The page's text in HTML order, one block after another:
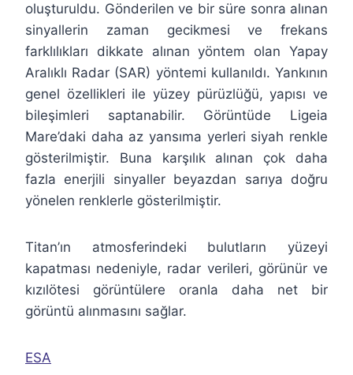
oluşturuldu. Gönderilen ve bir süre sonra alınan
sinyallerin zaman gecikmesi ve frekans
farklılıkları dikkate alınan yöntem olan Yapay
Aralıklı Radar (SAR) yöntemi kullanıldı. Yankının
genel özellikleri ile yüzey pürüzlüğü, yapısı ve
bileşimleri saptanabilir. Görüntüde Ligeia
Mare’daki daha az yansıma yerleri siyah renkle
gösterilmiştir. Buna karşılık alınan çok daha
fazla enerjili sinyaller beyazdan sarıya doğru
yönelen renklerle gösterilmiştir.
Titan’ın atmosferindeki bulutların yüzeyi
kapatması nedeniyle, radar verileri, görünür ve
kızılötesi görüntülere oranla daha net bir
görüntü alınmasını sağlar.
ESA